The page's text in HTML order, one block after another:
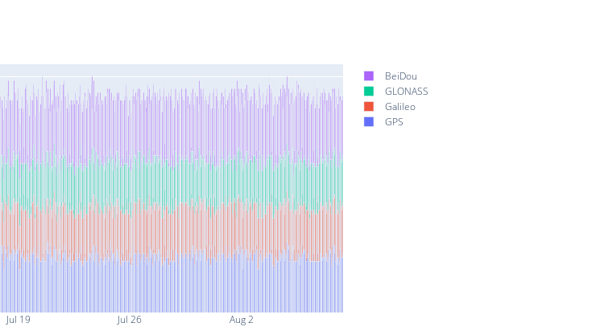
Jul 19 Jul 26 Aug 2
BeiDou
GLONASS
Galileo
GPS